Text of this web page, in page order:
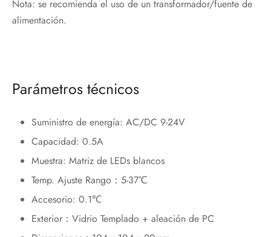
Nota: se recomienda el uso de un transformador/fuente de
alimentación.
Parámetros técnicos
Suministro de energía: AC/DC 9-24V
Capacidad: 0.5A
Muestra: Matriz de LEDs blancos
Temp. Ajuste Rango：5-37℃
Accesorio: 0.1℃
Exterior：Vidrio Templado + aleación de PC